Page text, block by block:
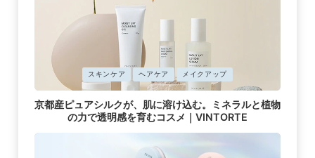
に
掲
載
スキンケア ヘアケア メイクアップ
京都産ピュアシルクが、肌に溶け込む。ミネラルと植物
の力で透明感を育むコスメ｜VINTORTE